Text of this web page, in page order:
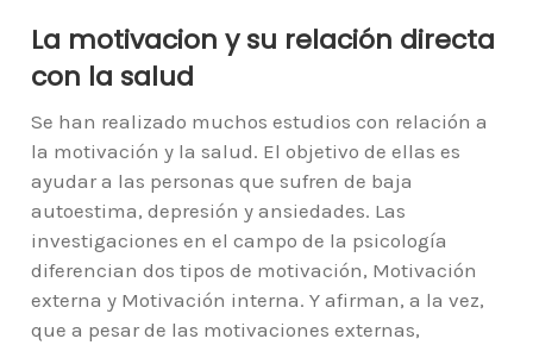
La motivacion y su relación directa
con la salud
Se han realizado muchos estudios con relación a
la motivación y la salud. El objetivo de ellas es
ayudar a las personas que sufren de baja
autoestima, depresión y ansiedades. Las
investigaciones en el campo de la psicología
diferencian dos tipos de motivación, Motivación
externa y Motivación interna. Y afirman, a la vez,
que a pesar de las motivaciones externas,